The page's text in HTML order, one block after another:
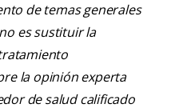
de temas generales
es sustituir la
la opinión experta
de salud calificado